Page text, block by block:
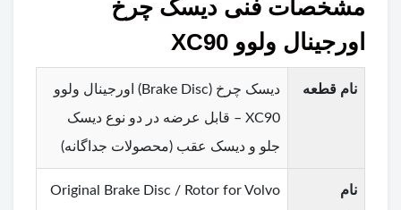
مشخصات فنی دیسک چرخ
اورجینال ولوو XC90
نام قطعه
دیسک چرخ (Brake Disc) اورجینال ولوو
XC90 – قابل عرضه در دو نوع دیسک
جلو و دیسک عقب (محصولات جداگانه)
نام
Original Brake Disc / Rotor for Volvo